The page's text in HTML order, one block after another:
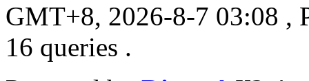
GMT+8, 2026-8-7 03:08 ,
16 queries .